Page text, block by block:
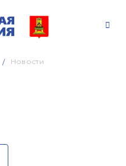
Новости